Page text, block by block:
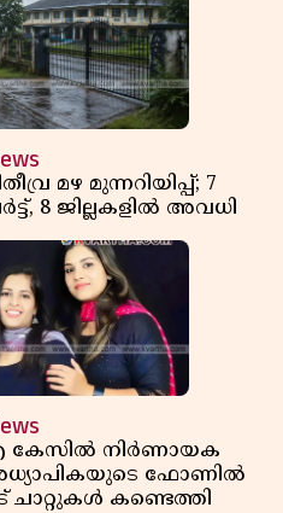
മഴ മുന്നറിയിപ്പ്; 7
8 ജില്ലകളിൽ അവധി
കേസിൽ നിർണായക
ഫോണിൽ
ചാറ്റുകൾ കണ്ടെത്തി